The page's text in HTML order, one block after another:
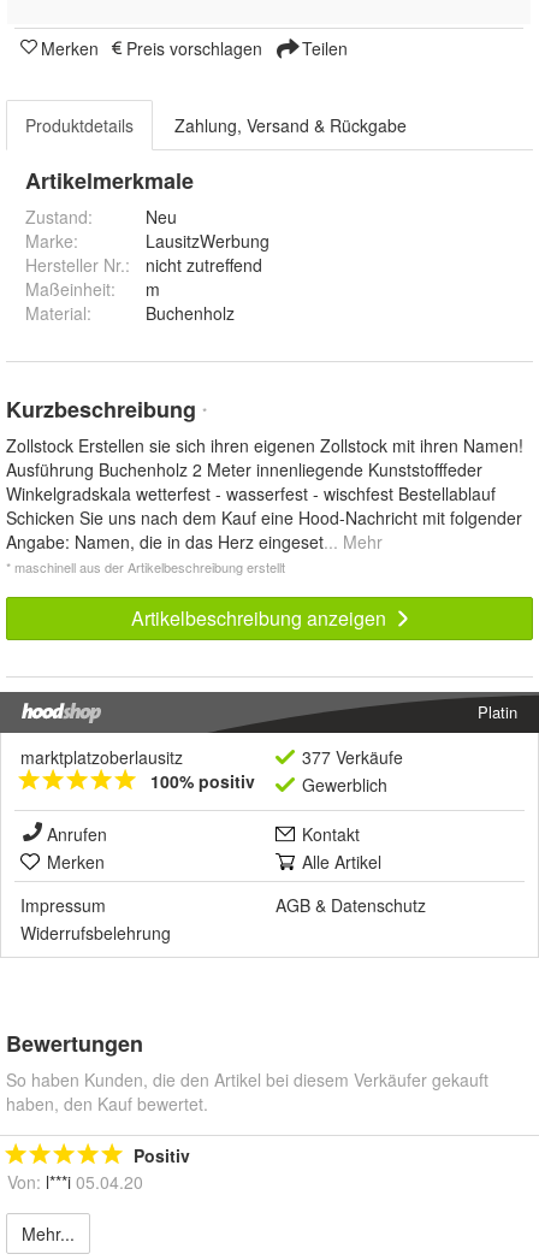
Merken Preis vorschlagen Teilen
Produktdetails Zahlung, Versand & Rückgabe
Artikelmerkmale
Zustand:
Neu
Marke:
LausitzWerbung
Hersteller Nr.:
nicht zutreffend
Maßeinheit:
m
Material: Buchenholz
Kurzbeschreibung *
Zollstock Erstellen sie sich ihren eigenen Zollstock mit ihren Namen!
Ausführung Buchenholz 2 Meter innenliegende Kunststofffeder
Winkelgradskala wetterfest - wasserfest - wischfest Bestellablauf
Schicken Sie uns nach dem Kauf eine Hood-Nachricht mit folgender
Angabe: Namen, die in das Herz eingeset... Mehr
* maschinell aus der Artikelbeschreibung erstellt
Artikelbeschreibung anzeigen
Platin
marktplatzoberlausitz
100% positiv
377 Verkäufe
Gewerblich
Anrufen
Kontakt
Merken
Alle Artikel
Impressum
AGB & Datenschutz
Widerrufsbelehrung
Bewertungen
So haben Kunden, die den Artikel bei diesem Verkäufer gekauft
haben, den Kauf bewertet.
Positiv
Von: l***i 05.04.20
Mehr...